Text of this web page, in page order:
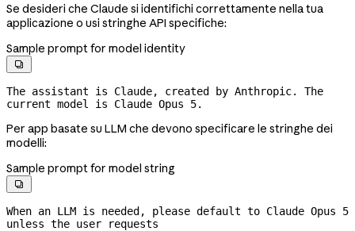
Se desideri che Claude si identifichi correttamente nella tua
applicazione o usi stringhe API specifiche:
Sample prompt for model identity

The assistant is Claude, created by Anthropic. The
current model is Claude Opus 5.
Per app basate su LLM che devono specificare le stringhe dei
modelli:
Sample prompt for model string

When an LLM is needed, please default to Claude Opus 5
unless the user requests